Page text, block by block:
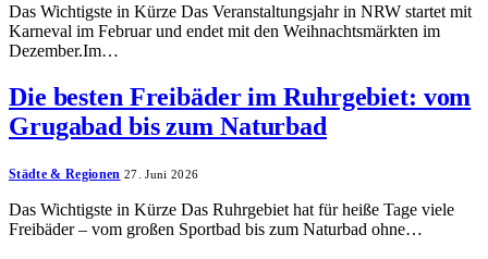
Das Wichtigste in Kürze Das Veranstaltungsjahr in NRW startet mit
Karneval im Februar und endet mit den Weihnachtsmärkten im
Dezember.Im…
Die besten Freibäder im Ruhrgebiet: vom
Grugabad bis zum Naturbad
Städte & Regionen 27. Juni 2026
Das Wichtigste in Kürze Das Ruhrgebiet hat für heiße Tage viele
Freibäder – vom großen Sportbad bis zum Naturbad ohne…